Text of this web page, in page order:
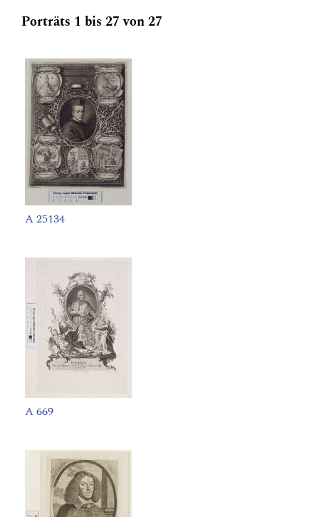
Porträts 1 bis 27 von 27
A 25134
A 669